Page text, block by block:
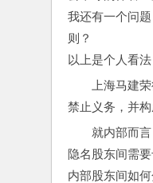
我还有一个问
则？
以上是个人看
上海马建
禁止义务，并
就内部而
隐名股东间需
内部股东间如